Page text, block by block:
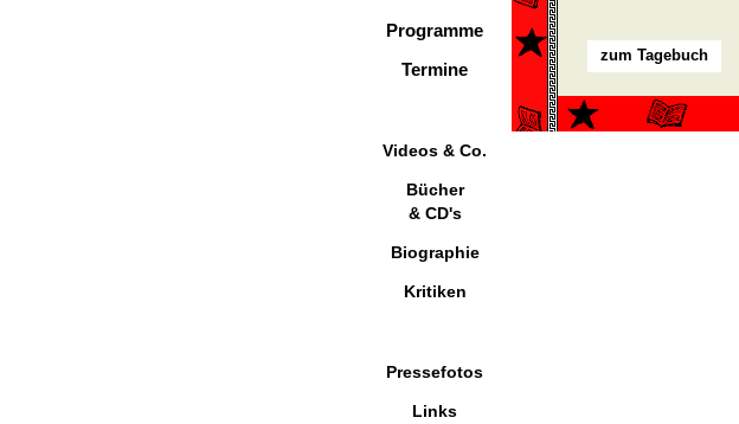
Programme
Termine
Videos & Co.
Bücher
& CD's
Biographie
Kritiken
Pressefotos
Links
zum Tagebuch